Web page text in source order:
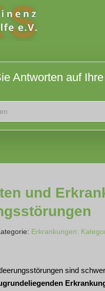
Antworten auf
und
Erkrankungen:
sind